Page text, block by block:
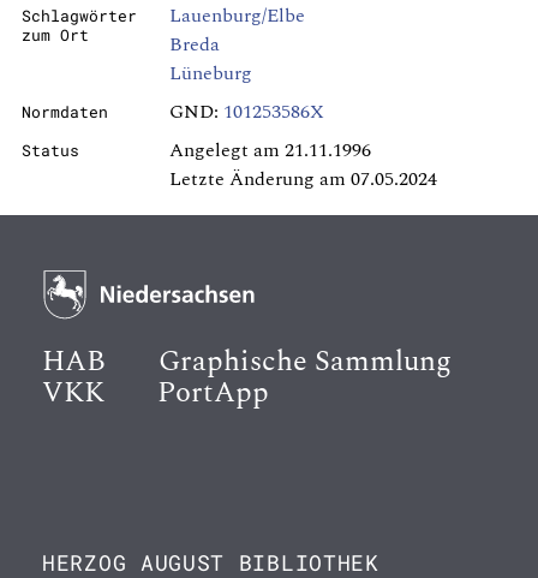
Schlagwörter
zum Ort
Lauenburg/Elbe
Breda
Lüneburg
Normdaten GND: 101253586X
Status
Angelegt am 21.11.1996
Letzte Änderung am 07.05.2024
HAB Graphische Sammlung
VKK PortApp
HERZOG AUGUST BIBLIOTHEK